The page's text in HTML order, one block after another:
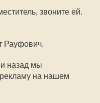
звоните ей.
Рауфович.
назад мы
рекламу на нашем